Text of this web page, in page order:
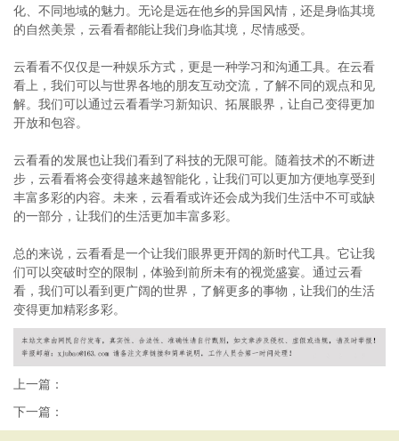
化、不同地域的魅力。无论是远在他乡的异国风情，还是身临其境
的自然美景，云看看都能让我们身临其境，尽情感受。
云看看不仅仅是一种娱乐方式，更是一种学习和沟通工具。在云看
看上，我们可以与世界各地的朋友互动交流，了解不同的观点和见
解。我们可以通过云看看学习新知识、拓展眼界，让自己变得更加
开放和包容。
云看看的发展也让我们看到了科技的无限可能。随着技术的不断进
步，云看看将会变得越来越智能化，让我们可以更加方便地享受到
丰富多彩的内容。未来，云看看或许还会成为我们生活中不可或缺
的一部分，让我们的生活更加丰富多彩。
总的来说，云看看是一个让我们眼界更开阔的新时代工具。它让我
们可以突破时空的限制，体验到前所未有的视觉盛宴。通过云看
看，我们可以看到更广阔的世界，了解更多的事物，让我们的生活
变得更加精彩多彩。
上一篇：
下一篇：